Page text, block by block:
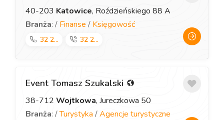
40-203 Katowice, Roździeńskiego 88 A
Branża: / Finanse / Księgowość
32 2... 32 2...
Event Tomasz Szukalski
38-712 Wojtkowa, Jureczkowa 50
Branża: /Turystyka /Agencje turystyczne